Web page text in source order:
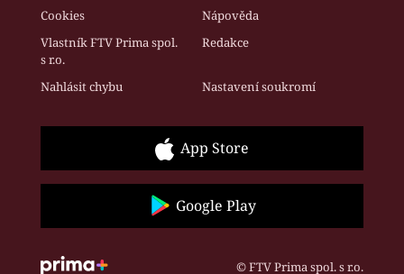
Cookies
Nápověda
Vlastník FTV Prima spol.
s r.o.
Redakce
Nahlásit chybu Nastavení soukromí
App Store
Google Play
© FTV Prima spol. s r.o.